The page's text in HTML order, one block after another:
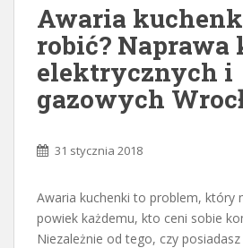
Awaria
robić? Naprawa
elektrycznych i
gazowych
31 stycznia 2018
Awaria kuchenki to problem, który
powiek każdemu, kto ceni sobie
Niezależnie od tego, czy posiadasz